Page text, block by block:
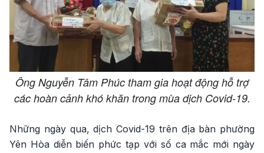
Ông Nguyễn Tâm Phúc tham gia hoạt động hỗ trợ
các hoàn cảnh khó khăn trong mùa dịch Covid-19.
Những ngày qua, dịch Covid-19 trên địa bàn phường
Yên Hòa diễn biến phức tạp với số ca mắc mới ngày